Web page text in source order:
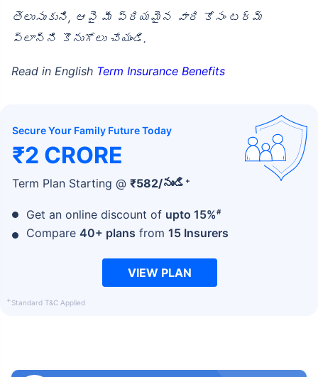
తెలుసుకుని, ఆపై మీ ప్రియమైన వారి కోసం టర్మ్
ప్లాన్‌ని కొనుగోలు చేయండి.
Read in English Term Insurance Benefits
Secure Your Family Future Today
₹2 CRORE
Term Plan Starting @ ₹582/నుండి +
Get an online discount of upto 15%#
Compare 40+ plans from 15 Insurers
VIEW PLAN
+Standard T&C Applied